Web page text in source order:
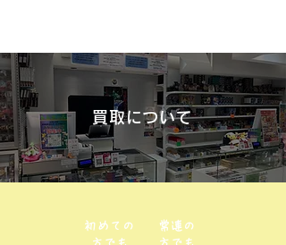
買取について
常連の
初めての